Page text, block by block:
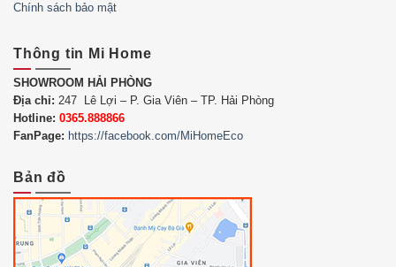
Pin polymer dung lượng 900 mAh
Kết nối với điện thoại qua ứng dụng
Setrackercó hỗ trợ Tiếng Việt
Trang bị viên pin lớn nhất hiện nay với 900mAh
quản lý cho nhà bán hàng, không cần đăng ký gói cước
3G/4G cố định hàng tháng mà đăng ký theo nhu cầu
khách hàng
Chính sách bảo mật
Thông tin Mi Home
SHOWROOM HẢI PHÒNG
Địa chỉ: 247 Lê Lợi – P. Gia Viên – TP. Hải Phòng
Hotline: 0365.888866
FanPage: https://facebook.com/MiHomeEco
Bản đồ